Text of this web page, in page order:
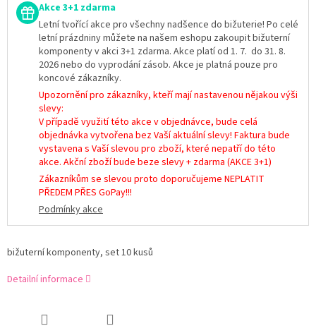
Akce 3+1 zdarma
Letní tvořící akce pro všechny nadšence do bižuterie! Po celé
letní prázdniny můžete na našem eshopu zakoupit bižuterní
komponenty v akci 3+1 zdarma. Akce platí od 1. 7. do 31. 8.
2026 nebo do vyprodání zásob. Akce je platná pouze pro
koncové zákazníky.
Upozornění pro zákazníky, kteří mají nastavenou nějakou výši
slevy:
V případě využití této akce v objednávce, bude celá
objednávka vytvořena bez Vaší aktuální slevy! Faktura bude
vystavena s Vaší slevou pro zboží, které nepatří do této
akce. Akční zboží bude beze slevy + zdarma (AKCE 3+1)
Zákazníkům se slevou proto doporučujeme NEPLATIT
PŘEDEM PŘES GoPay!!!
Podmínky akce
bižuterní komponenty, set 10 kusů
Detailní informace